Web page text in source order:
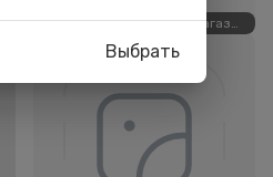
онлайн и в розничных магазинах
Выбрать